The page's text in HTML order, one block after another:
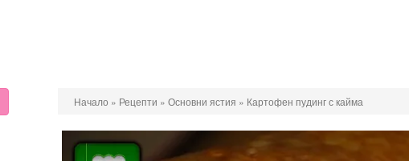
Начало » Рецепти » Основни ястия » Картофен пудинг с кайма